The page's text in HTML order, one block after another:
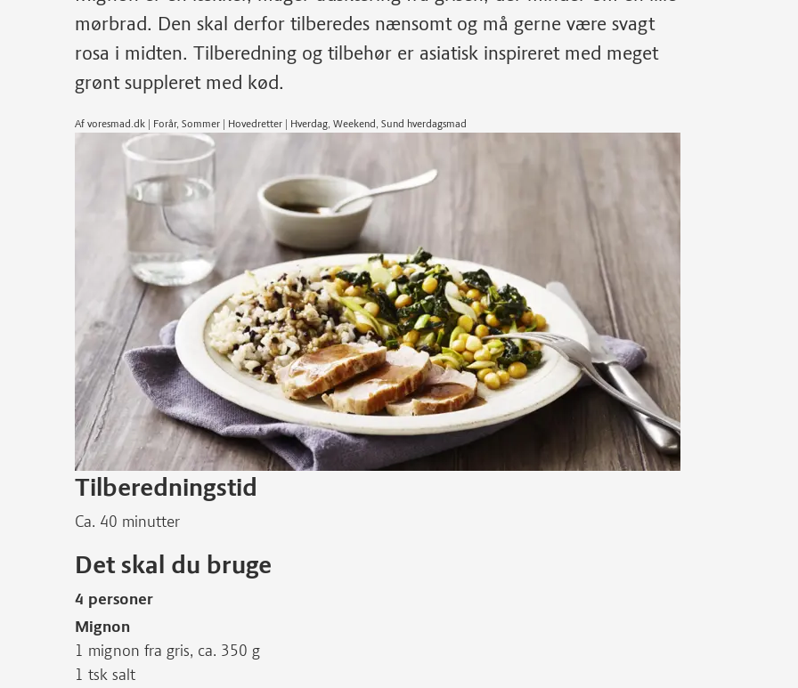
mørbrad. Den skal derfor tilberedes nænsomt og må gerne være svagt
rosa i midten. Tilberedning og tilbehør er asiatisk inspireret med meget
grønt suppleret med kød.
Af voresmad.dk | Forår, Sommer | Hovedretter | Hverdag, Weekend, Sund hverdagsmad
Tilberedningstid
Ca. 40 minutter
Det skal du bruge
4 personer
Mignon
1 mignon fra gris, ca. 350 g
1 tsk salt